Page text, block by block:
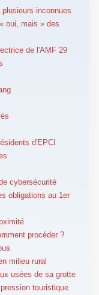
inconnues
oui, mais » des
de l'AMF 29
d'EPCI
cybersécurité
obligations au 1er
procéder ?
milieu rural
usées de sa grotte
touristique